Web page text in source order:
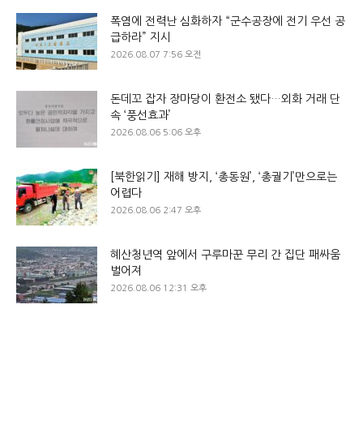
폭염에 전력난 심화하자 “군수공장에 전기 우선 공
급하라” 지시
2026.08.07 7:56 오전
돈데꼬 잡자 장마당이 환전소 됐다…외화 거래 단
속 ‘풍선효과’
2026.08.06 5:06 오후
[북한읽기] 재해 방지, ‘총동원’, ‘총궐기’만으로는
어렵다
2026.08.06 2:47 오후
혜산청년역 앞에서 구루마꾼 무리 간 집단 패싸움
벌어져
2026.08.06 12:31 오후